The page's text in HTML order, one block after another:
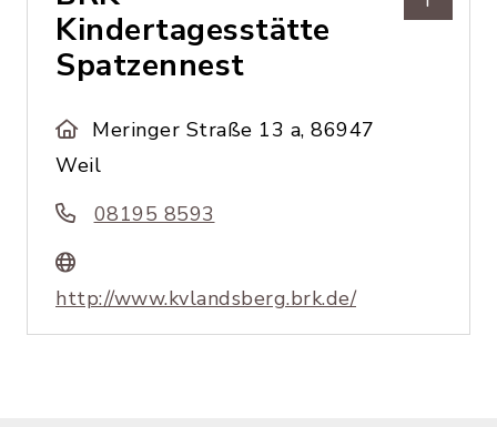
Kindertagesstätte
Spatzennest
Meringer Straße 13 a, 86947
Weil
08195 8593
http://www.kvlandsberg.brk.de/